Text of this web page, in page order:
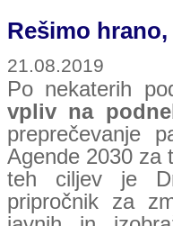
Rešimo
21.08.2019
Po nekaterih
vpliv na
preprečevanje
Agende 2030 za
teh ciljev je
pripročnik za